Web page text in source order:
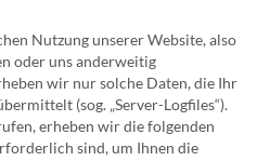
Nutzung unserer Website, also
oder uns anderweitig
wir nur solche Daten, die Ihr
(sog. „Server-Logfiles“).
erheben wir die folgenden
sind, um Ihnen die